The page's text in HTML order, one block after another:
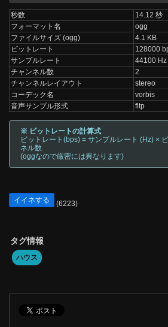
秒数
14.12 秒
フォーマット名
ogg
ファイルサイズ (ogg)
4.1 KB
ビットレート
128000
サンプルレート
44100 Hz
チャンネル数
2
チャンネルレイアウト
stereo
コーデック名
vorbis
音声サンプル形式
fltp
※ ビットレートの計算式
ビットレート(bps) = サンプルレート (Hz) ×
ネル数
(oggなので厳密には異なります)
イイネする (6223)
タグ情報
ハウス